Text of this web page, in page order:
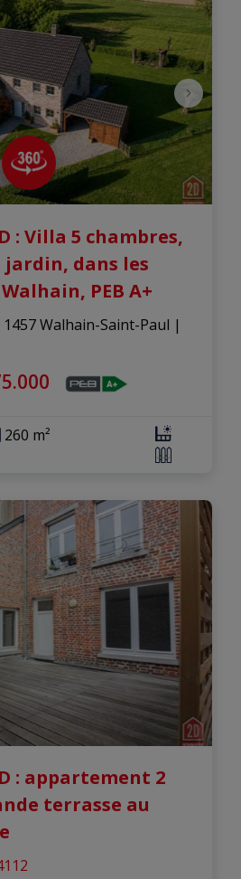
: Villa 5 chambres,
jardin, dans les
PEB A+
1457 Walhain-Saint-Paul |
260 m²
: appartement 2
terrasse au